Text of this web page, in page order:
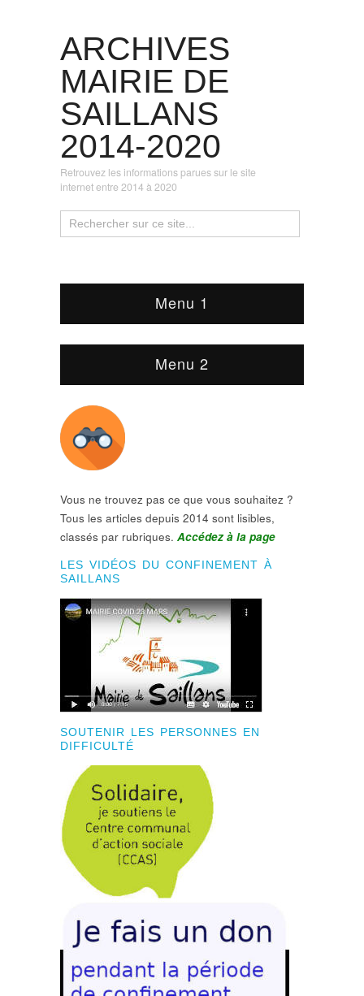
ARCHIVES
MAIRIE DE
SAILLANS
2014-2020
Retrouvez les informations parues sur le site
internet entre 2014 à 2020
Menu 1
Menu 2
Vous ne trouvez pas ce que vous souhaitez ?
Tous les articles depuis 2014 sont lisibles,
classés par rubriques. Accédez à la page
LES VIDÉOS DU CONFINEMENT À
SAILLANS
SOUTENIR LES PERSONNES EN
DIFFICULTÉ